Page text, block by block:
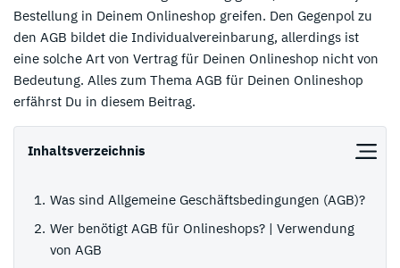
Bestellung in Deinem Onlineshop greifen. Den Gegenpol zu
den AGB bildet die Individualvereinbarung, allerdings ist
eine solche Art von Vertrag für Deinen Onlineshop nicht von
Bedeutung. Alles zum Thema AGB für Deinen Onlineshop
erfährst Du in diesem Beitrag.
Inhaltsverzeichnis
Was sind Allgemeine Geschäftsbedingungen (AGB)?
Wer benötigt AGB für Onlineshops? | Verwendung
von AGB